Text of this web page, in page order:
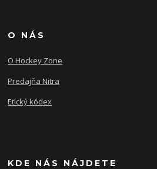
O NÁS
O Hockey Zone
Predajňa Nitra
Etický kódex
KDE NÁS NÁJDETE